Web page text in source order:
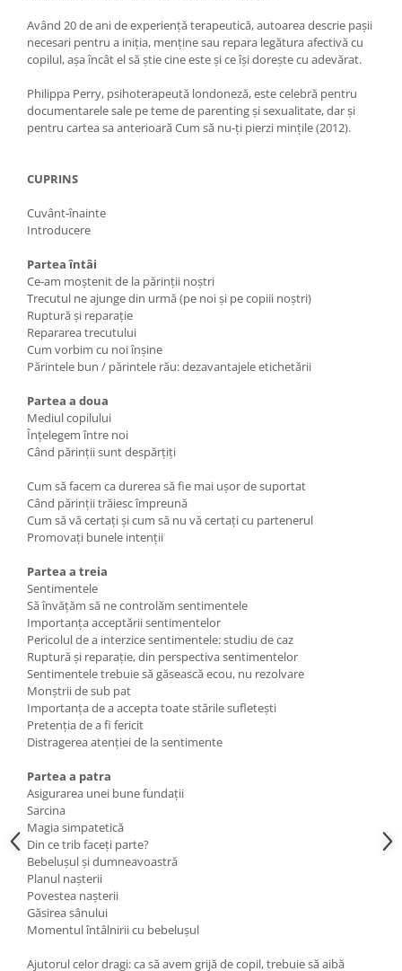
Având 20 de ani de experiență terapeutică, autoarea descrie pașii
necesari pentru a iniția, menține sau repara legătura afectivă cu
copilul, așa încât el să știe cine este și ce își dorește cu adevărat.
Philippa Perry, psihoterapeută londoneză, este celebră pentru
documentarele sale pe teme de parenting și sexualitate, dar și
pentru cartea sa anterioară Cum să nu‑ți pierzi mințile (2012).
CUPRINS
Cuvânt‑înainte
Introducere
Partea întâi
Ce‑am moștenit de la părinții noștri
Trecutul ne ajunge din urmă (pe noi și pe copiii noștri)
Ruptură și reparație
Repararea trecutului
Cum vorbim cu noi înșine
Părintele bun / părintele rău: dezavantajele etichetării
Partea a doua
Mediul copilului
Înțelegem între noi
Când părinții sunt despărțiți
Cum să facem ca durerea să fie mai ușor de suportat
Când părinții trăiesc împreună
Cum să vă certați și cum să nu vă certați cu partenerul
Promovați bunele intenții
Partea a treia
Sentimentele
Să învățăm să ne controlăm sentimentele
Importanța acceptării sentimentelor
Pericolul de a interzice sentimentele: studiu de caz
Ruptură și reparație, din perspectiva sentimentelor
Sentimentele trebuie să găsească ecou, nu rezolvare
Monștrii de sub pat
Importanța de a accepta toate stările sufletești
Pretenția de a fi fericit
Distragerea atenției de la sentimente
Partea a patra
Asigurarea unei bune fundații
Sarcina
Magia simpatetică
Din ce trib faceți parte?
Bebelușul și dumneavoastră
Planul nașterii
Povestea nașterii
Găsirea sânului
Momentul întâlnirii cu bebelușul
Ajutorul celor dragi: ca să avem grijă de copil, trebuie să aibă